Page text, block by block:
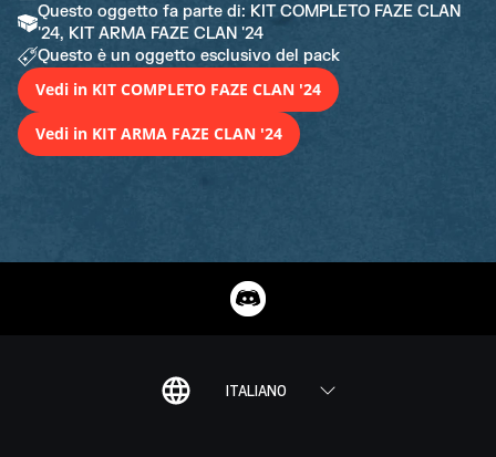
Questo oggetto fa parte di: KIT COMPLETO FAZE CLAN
'24, KIT ARMA FAZE CLAN '24
Questo è un oggetto esclusivo del pack
Vedi in KIT COMPLETO FAZE CLAN '24
Vedi in KIT ARMA FAZE CLAN '24
ITALIANO